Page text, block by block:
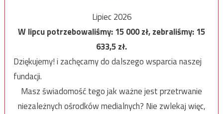
Lipiec 2026
W lipcu potrzebowaliśmy:15 000zł, zebraliśmy:15
633,5zł.
Dziękujemy! i zachęcamy do dalszego wsparcia naszej
fundacji.
Masz świadomość tego jak ważne jest przetrwanie
niezależnych ośrodków medialnych? Nie zwlekaj więc,